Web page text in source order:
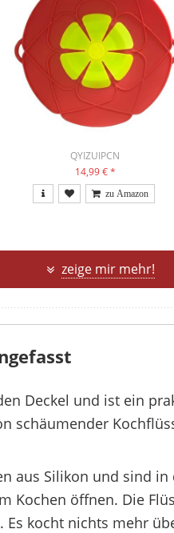
QYIZUIPCN
14,99 €*
zeige mir mehr!
Deckel und ist ein
schäumender
aus Silikon und sind
Kochen öffnen. Die
kocht nichts mehr